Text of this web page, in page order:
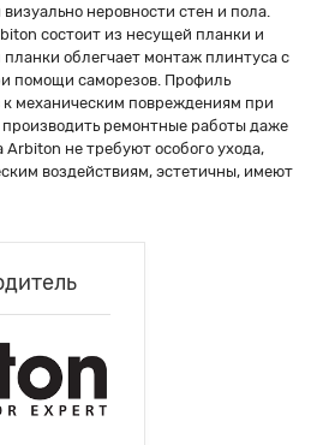
неровности стен и пола.
состоит из несущей планки и
облегчает монтаж плинтуса с
помощи саморезов. Профиль
механическим повреждениям при
ремонтные работы даже
Arbiton не требуют особого ухода,
воздействиям, эстетичны, имеют